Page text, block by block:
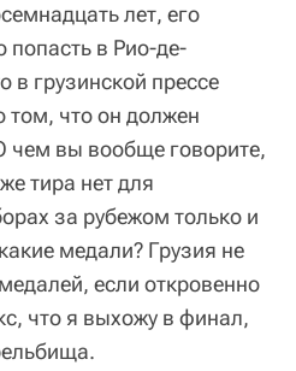
лет, его
попасть в Рио-де-
в грузинской прессе
том, что он должен
чем вы вообще говорите,
тира нет для
за рубежом только и
медали? Грузия не
если откровенно
что я выхожу в финал,